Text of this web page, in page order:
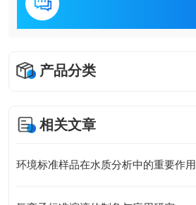
产品分类
相关文章
环境标准样品在水质分析中的重要作用